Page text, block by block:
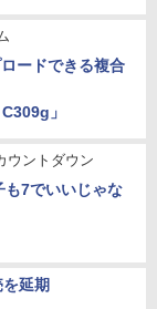
ードできる複合
」
ウントダウン
も7でいいじゃな
延期